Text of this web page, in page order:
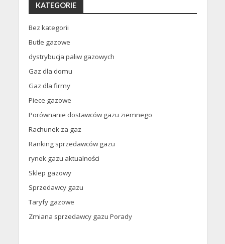
KATEGORIE
Bez kategorii
Butle gazowe
dystrybucja paliw gazowych
Gaz dla domu
Gaz dla firmy
Piece gazowe
Porównanie dostawców gazu ziemnego
Rachunek za gaz
Ranking sprzedawców gazu
rynek gazu aktualności
Sklep gazowy
Sprzedawcy gazu
Taryfy gazowe
Zmiana sprzedawcy gazu Porady